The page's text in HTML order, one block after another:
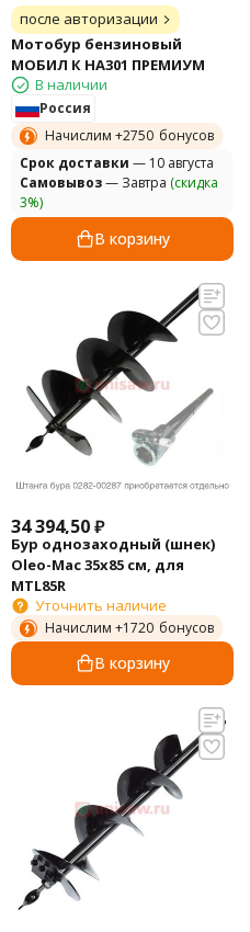
после авторизации
Мотобур бензиновый
МОБИЛ К HA301 ПРЕМИУМ
В наличии
Россия
Начислим +2750 бонусов
Cрок доставки — 10 августа
Самовывоз— Завтра (скидка
3%)
В корзину
34 394,50₽
Бур однозаходный (шнек)
Oleo-Mac 35х85 см, для
MTL85R
Уточнить наличие
Начислим +1720 бонусов
В корзину